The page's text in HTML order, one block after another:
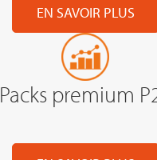
EN SAVOIR PLUS
Packs premium